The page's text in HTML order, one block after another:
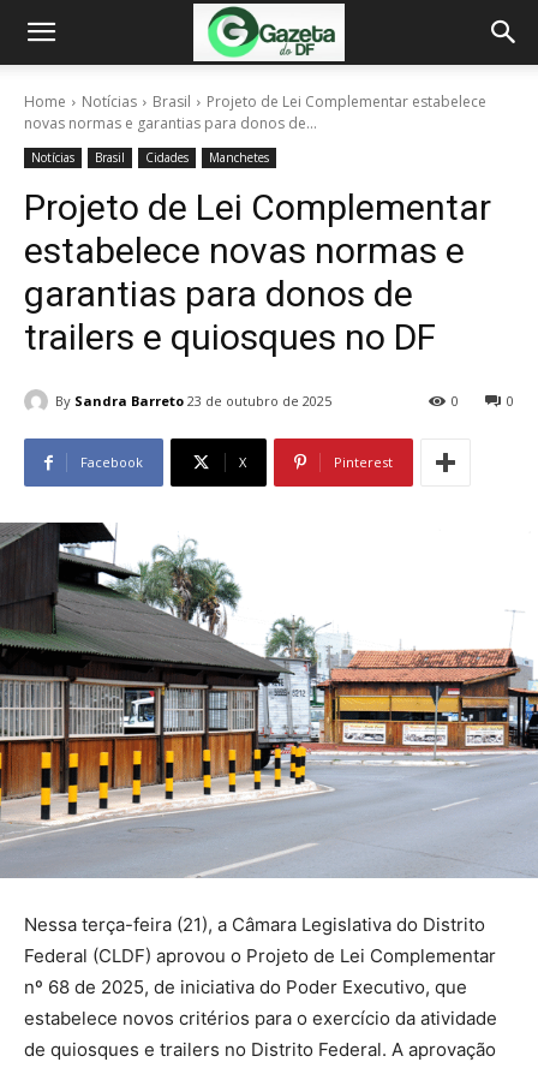
Home Notícias Brasil
Projeto de Lei Complementar estabelece
novas normas e garantias para donos de...
Notícias Brasil Cidades Manchetes
Projeto de Lei Complementar
estabelece novas normas e
garantias para donos de
trailers e quiosques no DF
By Sandra Barreto 23 de outubro de 2025 0
0
Facebook X Pinterest
Nessa terça-feira (21), a Câmara Legislativa do Distrito
Federal (CLDF) aprovou o Projeto de Lei Complementar
nº 68 de 2025, de iniciativa do Poder Executivo, que
estabelece novos critérios para o exercício da atividade
de quiosques e trailers no Distrito Federal. A aprovação